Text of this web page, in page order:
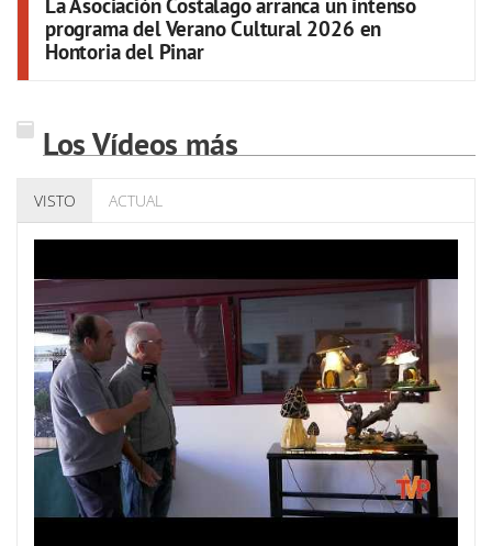
programa del Verano Cultural 2026 en
Hontoria del Pinar
Los Vídeos más
VISTO ACTUAL